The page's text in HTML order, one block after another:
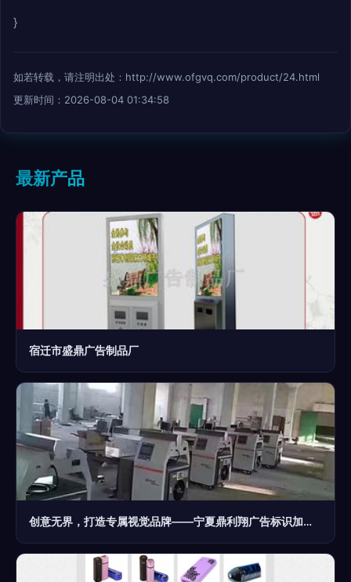
}
如若转载，请注明出处：http://www.ofgvq.com/product/24.html
更新时间：2026-08-04 01:34:58
最新产品
宿迁市盛鼎广告制品厂
创意无界，打造专属视觉品牌——宁夏鼎利翔广告标识加工厂的设计之道